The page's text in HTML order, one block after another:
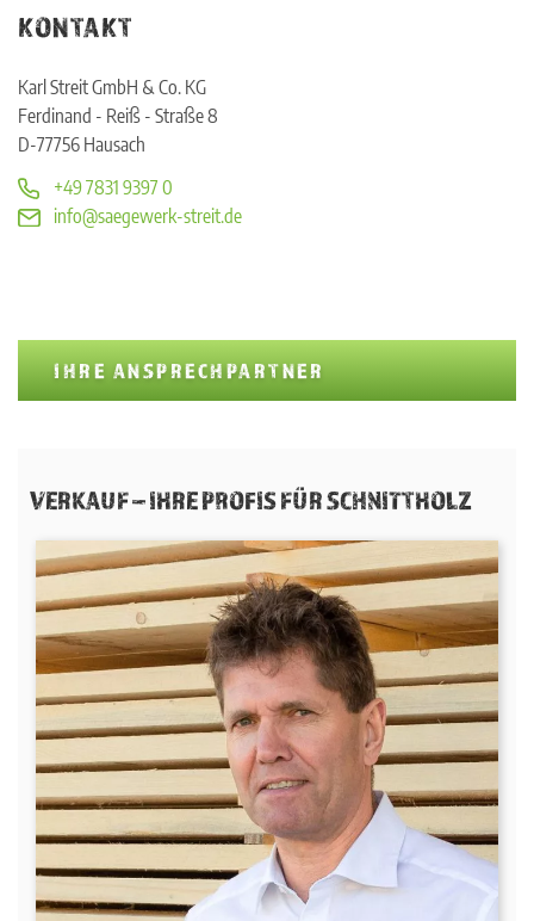
KONTAKT
Karl Streit GmbH & Co. KG
Ferdinand - Reiß - Straße 8
D-77756 Hausach
+49 7831 9397 0
info@saegewerk-streit.de
IHRE ANSPRECHPARTNER
VERKAUF – IHRE PROFIS FÜR SCHNITTHOLZ